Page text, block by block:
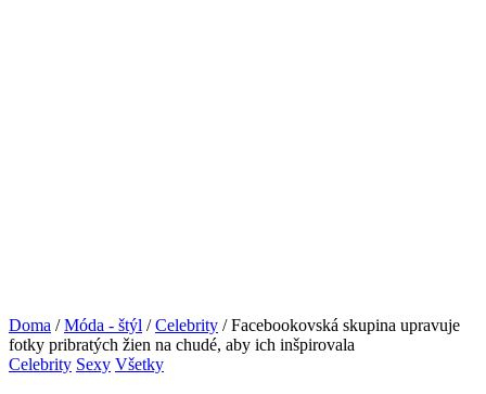
Doma /Móda - štýl /Celebrity / Facebookovská skupina upravuje
fotky pribratých žien na chudé, aby ich inšpirovala
Celebrity Sexy Všetky